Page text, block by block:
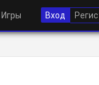
Игры Вход